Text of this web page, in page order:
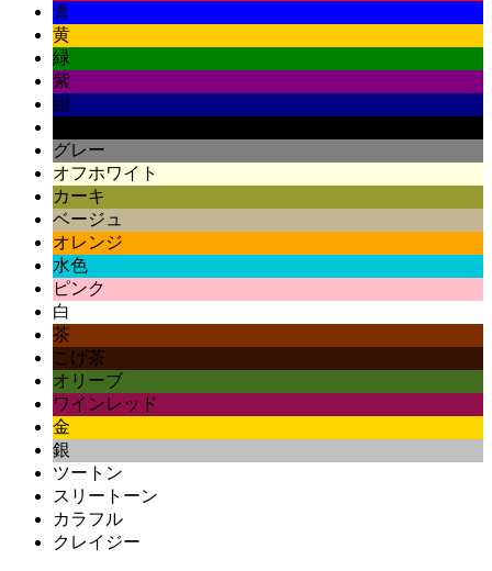
青
黄
緑
紫
紺
グレー
オフホワイト
カーキ
ベージュ
オレンジ
水色
ピンク
白
茶
こげ茶
オリーブ
ワインレッド
金
銀
ツートン
スリートーン
カラフル
クレイジー